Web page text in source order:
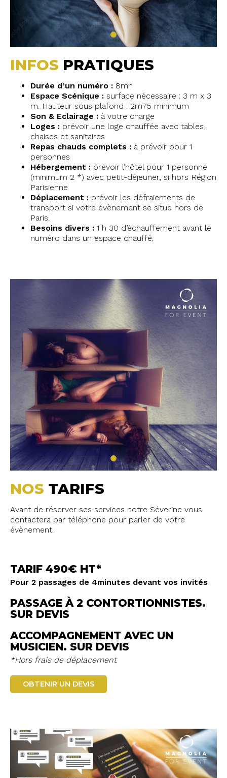
INFOS PRATIQUES
Durée d’un numéro : 8mn
Espace Scénique : surface nécessaire : 3 m x 3
m. Hauteur sous plafond : 2m75 minimum
Son & Eclairage : à votre charge
Loges : prévoir une loge chauffée avec tables,
chaises et sanitaires
Repas chauds complets : à prévoir pour 1
personnes
Hébergement : prévoir l’hôtel pour 1 personne
(minimum 2 *) avec petit-déjeuner, si hors Région
Parisienne
Déplacement : prévoir les défraiements de
transport si votre évènement se situe hors de
Paris.
Besoins divers : 1 h 30 d’échauffement avant le
numéro dans un espace chauffé.
NOS TARIFS
Avant de réserver ses services notre Séverine vous
contactera par téléphone pour parler de votre
évènement.
TARIF 490€ HT*
Pour 2 passages de 4minutes devant vos invités
PASSAGE À 2 CONTORTIONNISTES.
SUR DEVIS
ACCOMPAGNEMENT AVEC UN
MUSICIEN. SUR DEVIS
*Hors frais de déplacement
OBTENIR UN DEVIS